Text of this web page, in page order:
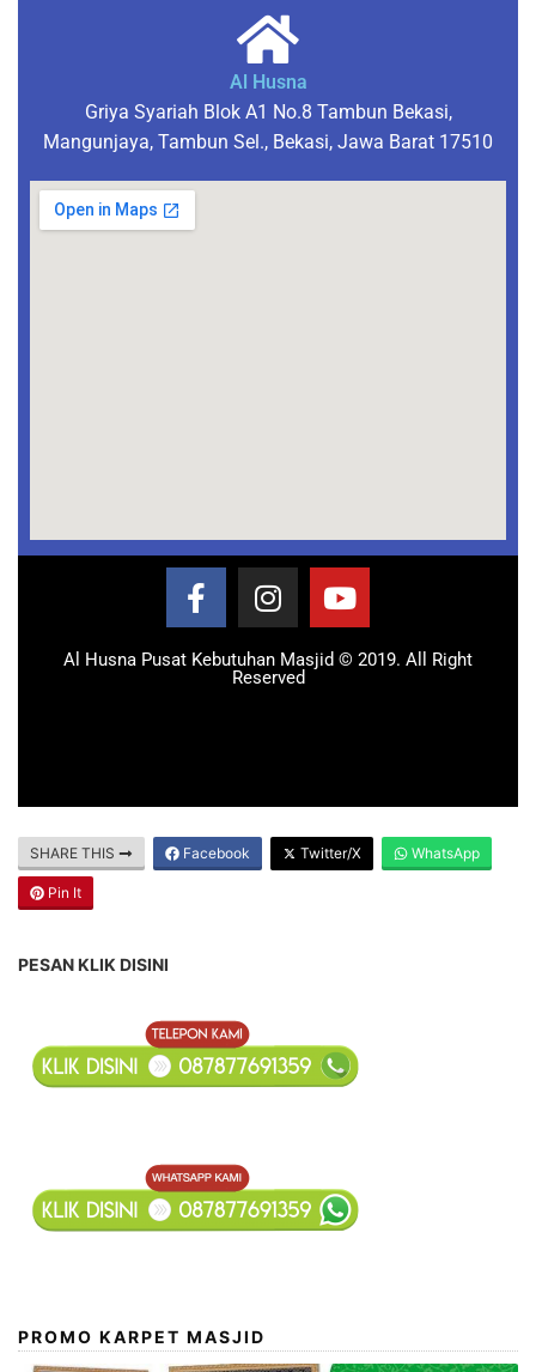
Al Husna
Griya Syariah Blok A1 No.8 Tambun Bekasi,
Mangunjaya, Tambun Sel., Bekasi, Jawa Barat 17510
Al Husna Pusat Kebutuhan Masjid © 2019. All Right
Reserved
SHARE THIS Facebook Twitter/X WhatsApp
Pin It
PESAN KLIK DISINI
PROMO KARPET MASJID